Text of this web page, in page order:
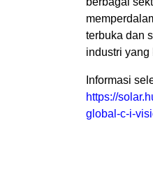
terbuka dan
industri
Informasi
https://
global-c-i-